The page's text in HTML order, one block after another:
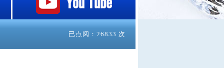
已点阅：26833 次